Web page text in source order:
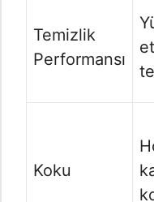
Temizlik
Performansı
Koku